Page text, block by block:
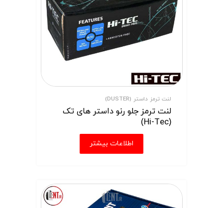
لنت ترمز داستر (DUSTER)
لنت ترمز جلو رنو داستر های تک
(Hi-Tec)
اطلاعات بیشتر